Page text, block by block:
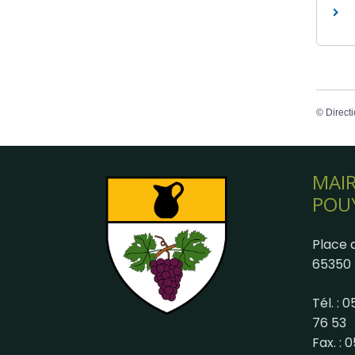
©
Place
65350
Tél. :
76 53
Fax. :